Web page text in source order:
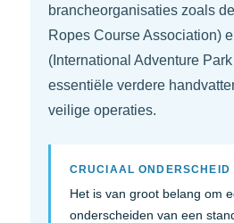
brancheorganisaties zoals
Ropes Course Association)
(International Adventure
essentiële verdere
veilige operaties.
CRUCIAAL ONDERSCHEID
Het is van groot belang om
onderscheiden van een